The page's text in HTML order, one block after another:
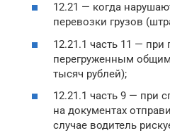
12.21 — когда
перевозки грузов
12.21.1 часть 11 — при
перегруженным
тысяч рублей);
12.21.1 часть 9 — при
на документах
случае водитель